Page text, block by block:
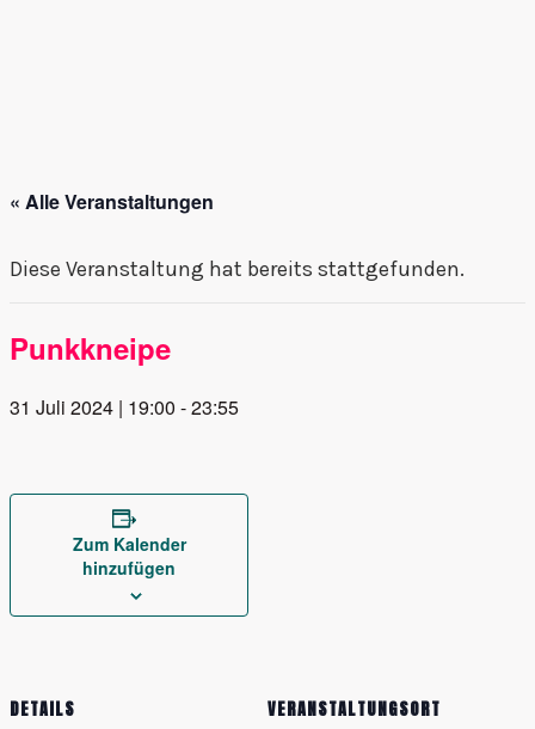
« Alle Veranstaltungen
Diese Veranstaltung hat bereits stattgefunden.
Punkkneipe
31 Juli 2024 | 19:00 -23:55
Zum Kalender
hinzufügen
DETAILS VERANSTALTUNGSORT